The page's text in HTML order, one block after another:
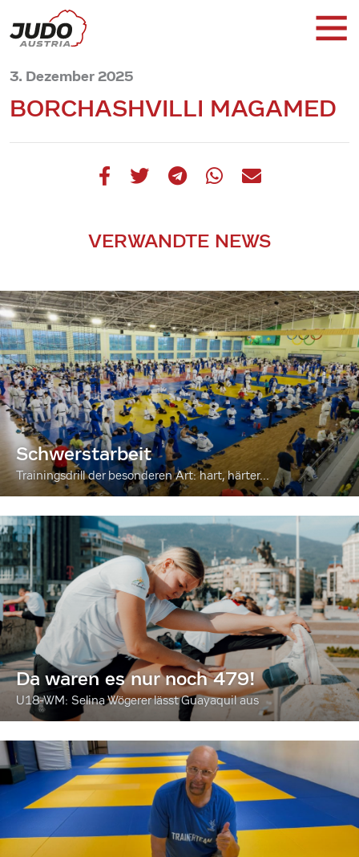
3. Dezember 2025
BORCHASHVILLI MAGAMED
VERWANDTE NEWS
Schwerstarbeit
Trainingsdrill der besonderen Art: hart, härter...
Da waren es nur noch 479!
U18-WM: Selina Wögerer lässt Guayaquil aus